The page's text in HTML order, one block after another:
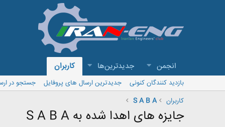
انجمن جدیدترین‌ها کاربران
بازدید کنندگان کنونی جدیدترین ارسال های پروفایل
جستجو در
کاربران
S A B A
جایزه های اهدا شده به S A B A